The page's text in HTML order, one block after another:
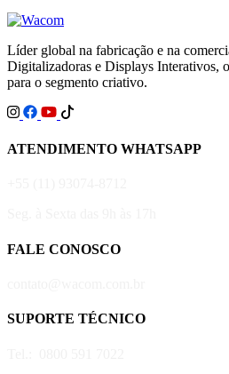
Líder global na fabricação e na
Digitalizadoras e Displays Interativos,
para o segmento criativo.
ATENDIMENTO WHATSAPP
FALE CONOSCO
SUPORTE TÉCNICO